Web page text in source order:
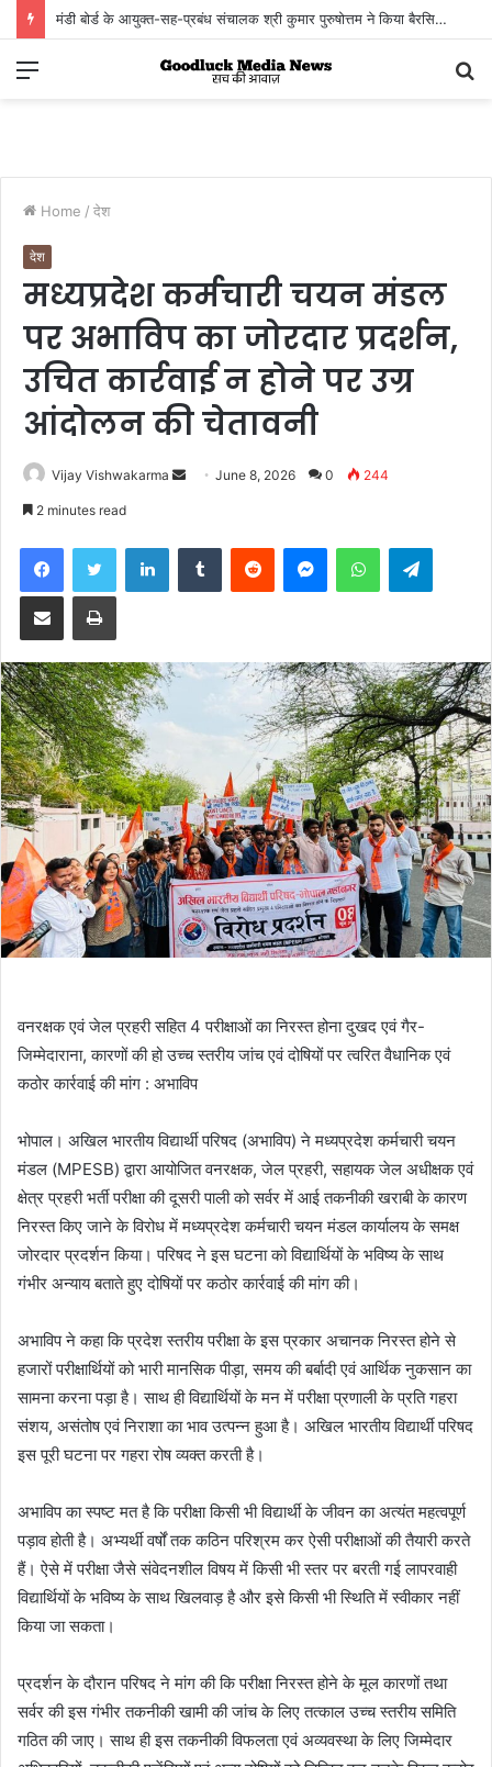
मंडी बोर्ड के आयुक्त-सह-प्रबंध संचालक श्री कुमार पुरुषोत्तम ने किया बैरसिया कृषि उपज मंडी का आकस्मिक निरीक्षण
किसानों, व्यापारियों एवं हम्मालों से संवाद कर व्यवस्थाओं का लिया जायजा
Menu
Home / देश
देश
मध्यप्रदेश कर्मचारी चयन मंडल
पर अभाविप का जोरदार प्रदर्शन,
उचित कार्रवाई न होने पर उग्र
आंदोलन की चेतावनी
Vijay Vishwakarma
SendJune 8, 2026 0 244
2 minutes read
FacebookTwitter LinkedInTumblr Reddit MessengerWhatsApp
Share via Email Print
वनरक्षक एवं जेल प्रहरी सहित 4 परीक्षाओं का निरस्त होना दुखद एवं गैर-
जिम्मेदाराना, कारणों की हो उच्च स्तरीय जांच एवं दोषियों पर त्वरित वैधानिक एवं
कठोर कार्रवाई की मांग : अभाविप
भोपाल। अखिल भारतीय विद्यार्थी परिषद (अभाविप) ने मध्यप्रदेश कर्मचारी चयन
मंडल (MPESB) द्वारा आयोजित वनरक्षक, जेल प्रहरी, सहायक जेल अधीक्षक एवं
क्षेत्र प्रहरी भर्ती परीक्षा की दूसरी पाली को सर्वर में आई तकनीकी खराबी के कारण
निरस्त किए जाने के विरोध में मध्यप्रदेश कर्मचारी चयन मंडल कार्यालय के समक्ष
जोरदार प्रदर्शन किया। परिषद ने इस घटना को विद्यार्थियों के भविष्य के साथ
गंभीर अन्याय बताते हुए दोषियों पर कठोर कार्रवाई की मांग की।
अभाविप ने कहा कि प्रदेश स्तरीय परीक्षा के इस प्रकार अचानक निरस्त होने से
हजारों परीक्षार्थियों को भारी मानसिक पीड़ा, समय की बर्बादी एवं आर्थिक नुकसान का
सामना करना पड़ा है। साथ ही विद्यार्थियों के मन में परीक्षा प्रणाली के प्रति गहरा
संशय, असंतोष एवं निराशा का भाव उत्पन्न हुआ है। अखिल भारतीय विद्यार्थी परिषद
इस पूरी घटना पर गहरा रोष व्यक्त करती है।
अभाविप का स्पष्ट मत है कि परीक्षा किसी भी विद्यार्थी के जीवन का अत्यंत महत्वपूर्ण
पड़ाव होती है। अभ्यर्थी वर्षों तक कठिन परिश्रम कर ऐसी परीक्षाओं की तैयारी करते
हैं। ऐसे में परीक्षा जैसे संवेदनशील विषय में किसी भी स्तर पर बरती गई लापरवाही
विद्यार्थियों के भविष्य के साथ खिलवाड़ है और इसे किसी भी स्थिति में स्वीकार नहीं
किया जा सकता।
प्रदर्शन के दौरान परिषद ने मांग की कि परीक्षा निरस्त होने के मूल कारणों तथा
सर्वर की इस गंभीर तकनीकी खामी की जांच के लिए तत्काल उच्च स्तरीय समिति
गठित की जाए। साथ ही इस तकनीकी विफलता एवं अव्यवस्था के लिए जिम्मेदार